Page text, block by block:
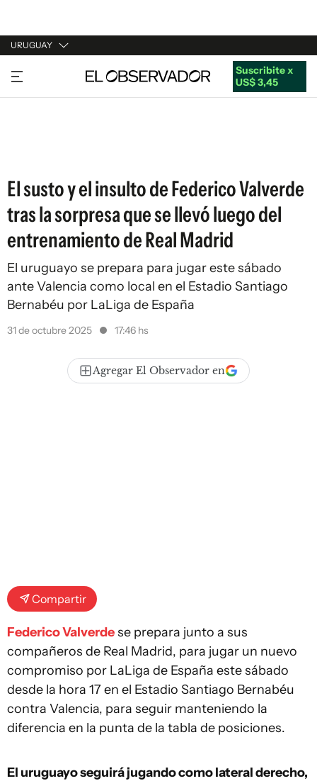
URUGUAY
URUGUAY
ARGENTINA
Suscribite x
US$ 3,45
El susto y el insulto de Federico Valverde
tras la sorpresa que se llevó luego del
entrenamiento de Real Madrid
El uruguayo se prepara para jugar este sábado
ante Valencia como local en el Estadio Santiago
Bernabéu por LaLiga de España
31 de octubre 2025 17:46 hs
Agregar El Observador en
Compartir
Federico Valverdese prepara junto a sus
compañeros de Real Madrid, para jugar un nuevo
compromiso por LaLiga de España este sábado
desde la hora 17 en el Estadio Santiago Bernabéu
contra Valencia, para seguir manteniendo la
diferencia en la punta de la tabla de posiciones.
El uruguayo seguirá jugando como lateral derecho,